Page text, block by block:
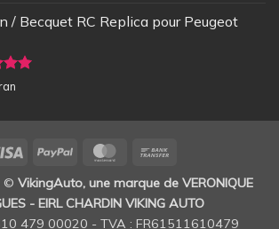
/ Becquet RC Replica pour Peugeot
sur
Visa PayPal MasterCard
© VikingAuto, une marque de VERONIQUE
- EIRL CHARDIN VIKING AUTO
479 00020 - TVA : FR61511610479